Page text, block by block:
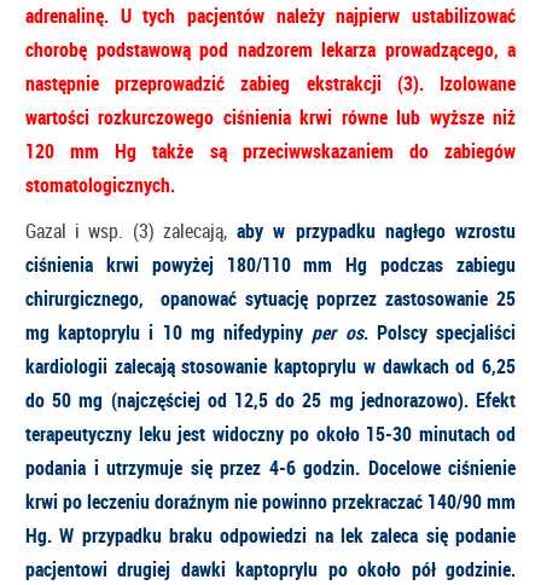
adrenalinę. U tych pacjentów należy najpierw ustabilizować
chorobę podstawową pod nadzorem lekarza prowadzącego, a
następnie przeprowadzić zabieg ekstrakcji (3). Izolowane
wartości rozkurczowego ciśnienia krwi równe lub wyższe niż
120 mm Hg także są przeciwwskazaniem do zabiegów
stomatologicznych.
Gazal i wsp. (3) zalecają,aby w przypadku nagłego wzrostu
ciśnienia krwi powyżej 180/110 mm Hg podczas zabiegu
chirurgicznego, opanować sytuację poprzez zastosowanie 25
mg kaptoprylu i 10 mg nifedypinyper os. Polscy specjaliści
kardiologii zalecają stosowanie kaptoprylu w dawkach od 6,25
do 50 mg (najczęściej od 12,5 do 25 mg jednorazowo). Efekt
terapeutyczny leku jest widoczny po około 15-30 minutach od
podania i utrzymuje się przez 4-6 godzin. Docelowe ciśnienie
krwi po leczeniu doraźnym nie powinno przekraczać 140/90 mm
Hg. W przypadku braku odpowiedzi na lek zaleca się podanie
pacjentowi drugiej dawki kaptoprylu po około pół godzinie.